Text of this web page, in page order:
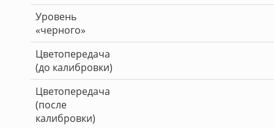
Уровень
«черного»
Цветопередача
(до калибровки)
Цветопередача
(после
калибровки)